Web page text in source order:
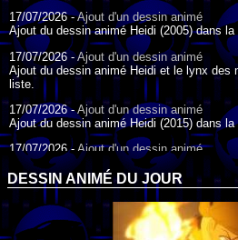
17/07/2026 -Ajout d'un dessin animé
Ajout du dessin animé Heidi (2005) dans la
17/07/2026 -Ajout d'un dessin animé
Ajout du dessin animé Heidi et le lynx des
liste.
17/07/2026 -Ajout d'un dessin animé
Ajout du dessin animé Heidi (2015) dans la
17/07/2026 - Ajout d'un dessin animé
Ajout du dessin animé Heidi (1995) dans la
09/07/2026 -Ajout d'un dessin animé
Ajout du dessin animé Genki l'Aventurier
liste.
DESSIN ANIMÉ DU JOUR